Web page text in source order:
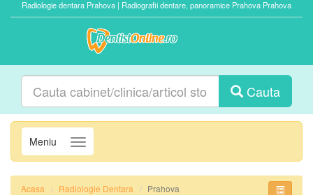
Radiologie dentara Prahova | Radiografii dentare, panoramice Prahova Prahova
Cauta
Meniu Navigatie
Acasa Radiologie Dentara Prahova